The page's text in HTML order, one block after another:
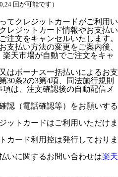
回が可能です）
てクレジットカードがご利用い
レジットカード情報やお支払い
注文をキャンセルいたします。
支払い方法の変更をご案内後、
天市場が自動でご注文をキャ
はボーナス一括払いによるお支
30条2の3第4項、同法施行規則
は、注文確認後の自動配信メ
認（電話確認等）をお願いする
ットカードはご利用いただけま
カード利用控は発行しておりま
いに関するお問い合わせは楽天